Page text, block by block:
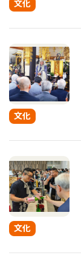
文化
文化
文化